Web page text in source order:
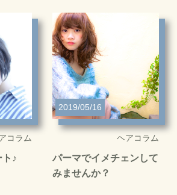
コラム
♪
2019/05/16
ヘアコラム
パーマでイメチェンして
みませんか？